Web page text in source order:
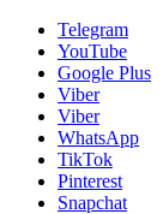
Telegram
YouTube
Google Plus
Viber
Viber
WhatsApp
TikTok
Pinterest
Snapchat